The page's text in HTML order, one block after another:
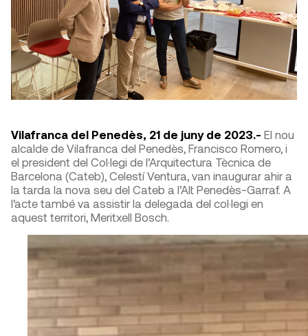
Vilafranca del Penedès, 21 de juny de 2023.- El nou
alcalde de Vilafranca del Penedès, Francisco Romero, i
el president del Col·legi de l’Arquitectura Tècnica de
Barcelona (Cateb), Celestí Ventura, van inaugurar ahir a
la tarda la nova seu del Cateb a l’Alt Penedès-Garraf. A
l’acte també va assistir la delegada del col·legi en
aquest territori, Meritxell Bosch.